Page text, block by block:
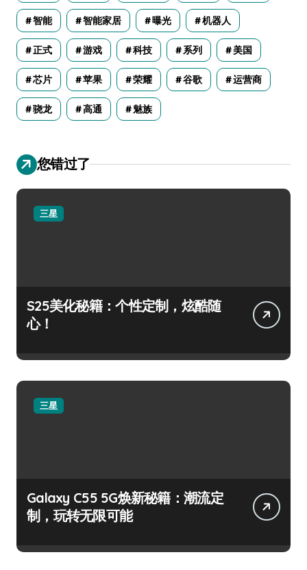
智能 智能家居 曝光 机器人
正式 游戏 科技 系列 美国
芯片 苹果 荣耀 谷歌 运营商
骁龙 高通 魅族
您错过了
三星
S25美化秘籍：个性定制，炫酷随
心！
三星
Galaxy C55 5G焕新秘籍：潮流定
制，玩转无限可能